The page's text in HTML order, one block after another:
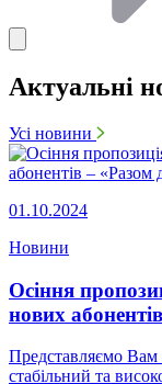
Актуальні
Усі новини
01.10.2024
Новини
Осіння
нових
Представляємо Вам
стабільний та